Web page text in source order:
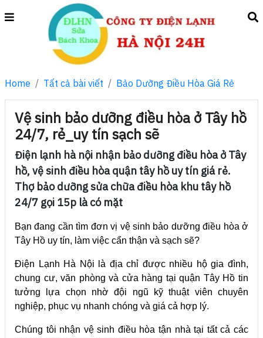
Home Tất cả bài viết Bảo Dưỡng Điều Hòa Giá Rẻ
Vệ sinh bảo dưỡng điều hòa ở Tây hồ
24/7, rẻ_uy tín sạch sẽ
Điện lạnh hà nội nhận bảo dưỡng điều hòa ở Tây
hồ, vệ sinh điều hòa quận tây hồ uy tín giá rẻ.
Thợ bảo dưỡng sửa chữa điều hòa khu tây hồ
24/7 gọi 15p là có mặt
Bạn đang cần tìm đơn vị vệ sinh bảo dưỡng điều hòa ở
Tây Hồ uy tín, làm việc cẩn thận và sạch sẽ?
Điện Lạnh Hà Nội là địa chỉ được nhiều hộ gia đình,
chung cư, văn phòng và cửa hàng tại quận Tây Hồ tin
tưởng lựa chọn nhờ đội ngũ kỹ thuật viên chuyên
nghiệp, phục vụ nhanh chóng và giá cả hợp lý.
Chúng tôi nhận vệ sinh điều hòa tận nhà tại tất cả các